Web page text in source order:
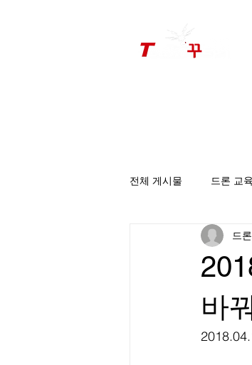
전체 게시물 드론 교육
팀꾸러기 소식
바
드